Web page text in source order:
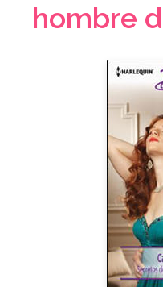
hombre